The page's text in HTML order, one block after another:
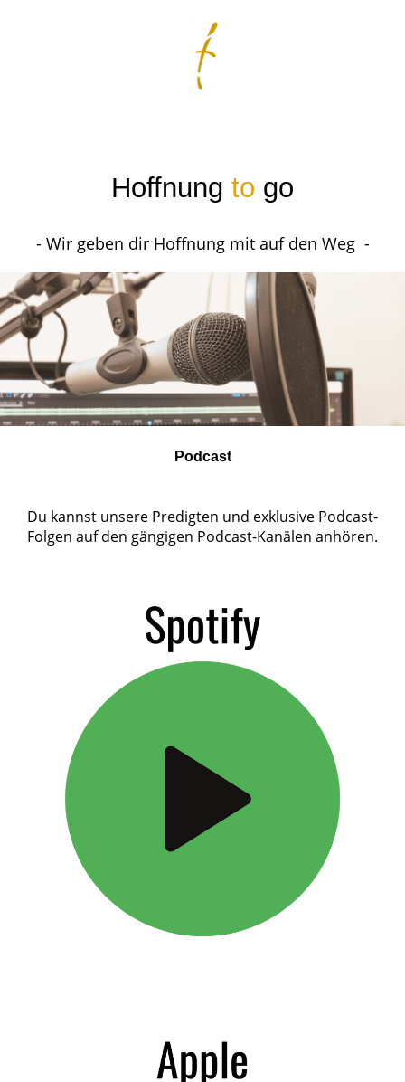
Hoffnung to go
- Wir geben dir Hoffnung mit auf den Weg -
Podcast
Du kannst unsere Predigten und exklusive Podcast-
Folgen auf den gängigen Podcast-Kanälen anhören.